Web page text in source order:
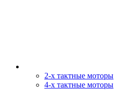
2-х тактные моторы
4-х тактные моторы